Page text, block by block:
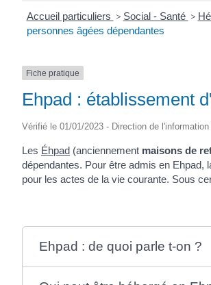
Accueil particuliers > Social - Santé >
personnes âgées dépendantes
Fiche pratique
Ehpad : établissement
Vérifié le 01/01/2023 - Direction de
Les Éhpad (anciennement maisons de
dépendantes. Pour être admis en Ehpad,
pour les actes de la vie courante. Sous
Ehpad : de quoi parle t-on ?